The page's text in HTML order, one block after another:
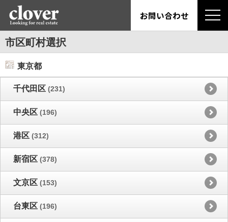
お問い合わせ
市区町村選択
東京都
千代田区 (231)
中央区 (196)
港区 (312)
新宿区 (378)
文京区 (153)
台東区 (196)